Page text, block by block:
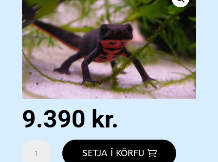
9.390 kr.
orientalis
SETJA Í KÖRFU